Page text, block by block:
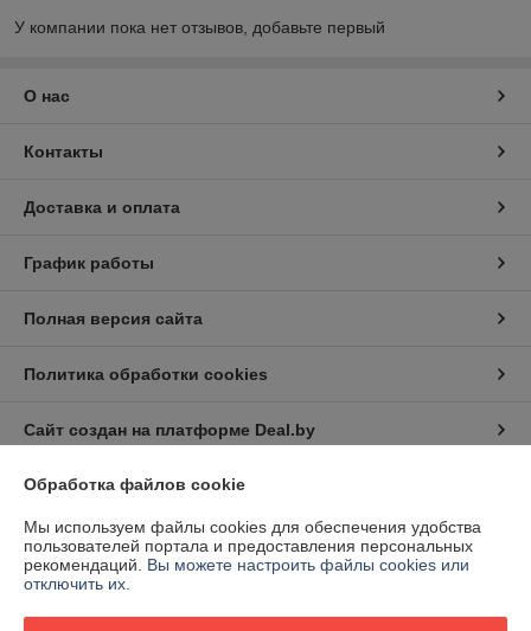
У компании пока нет отзывов, добавьте первый
О нас
Контакты
Доставка и оплата
График работы
Полная версия сайта
Политика обработки cookies
Сайт создан на платформе Deal.by
Юридическое лицо:Частное торговое унитарное предприятие
"СоюзЭлектроСтрой"
220073, г. Минск, ул. Гусовского, 2А к.1-1
Регистрационный номер ЕГР: 191036220
Обработка файлов cookie
Мы используем файлы cookies для обеспечения удобства
пользователей портала и предоставления персональных
рекомендаций. Вы можете настроить файлы cookies или
отключить их.